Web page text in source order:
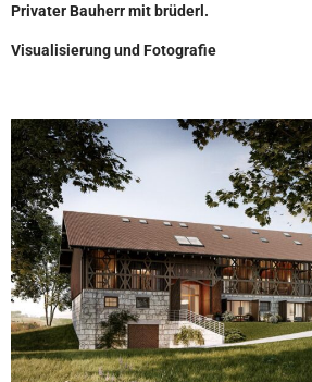
Privater Bauherr mit brüderl.
Visualisierung und Fotografie